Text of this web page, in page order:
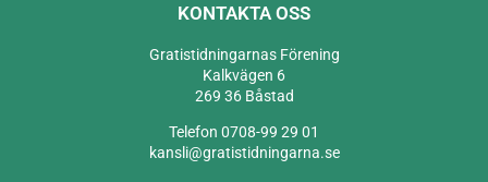
KONTAKTA OSS
Gratistidningarnas Förening
Kalkvägen 6
269 36 Båstad
Telefon 0708-99 29 01
kansli@gratistidningarna.se